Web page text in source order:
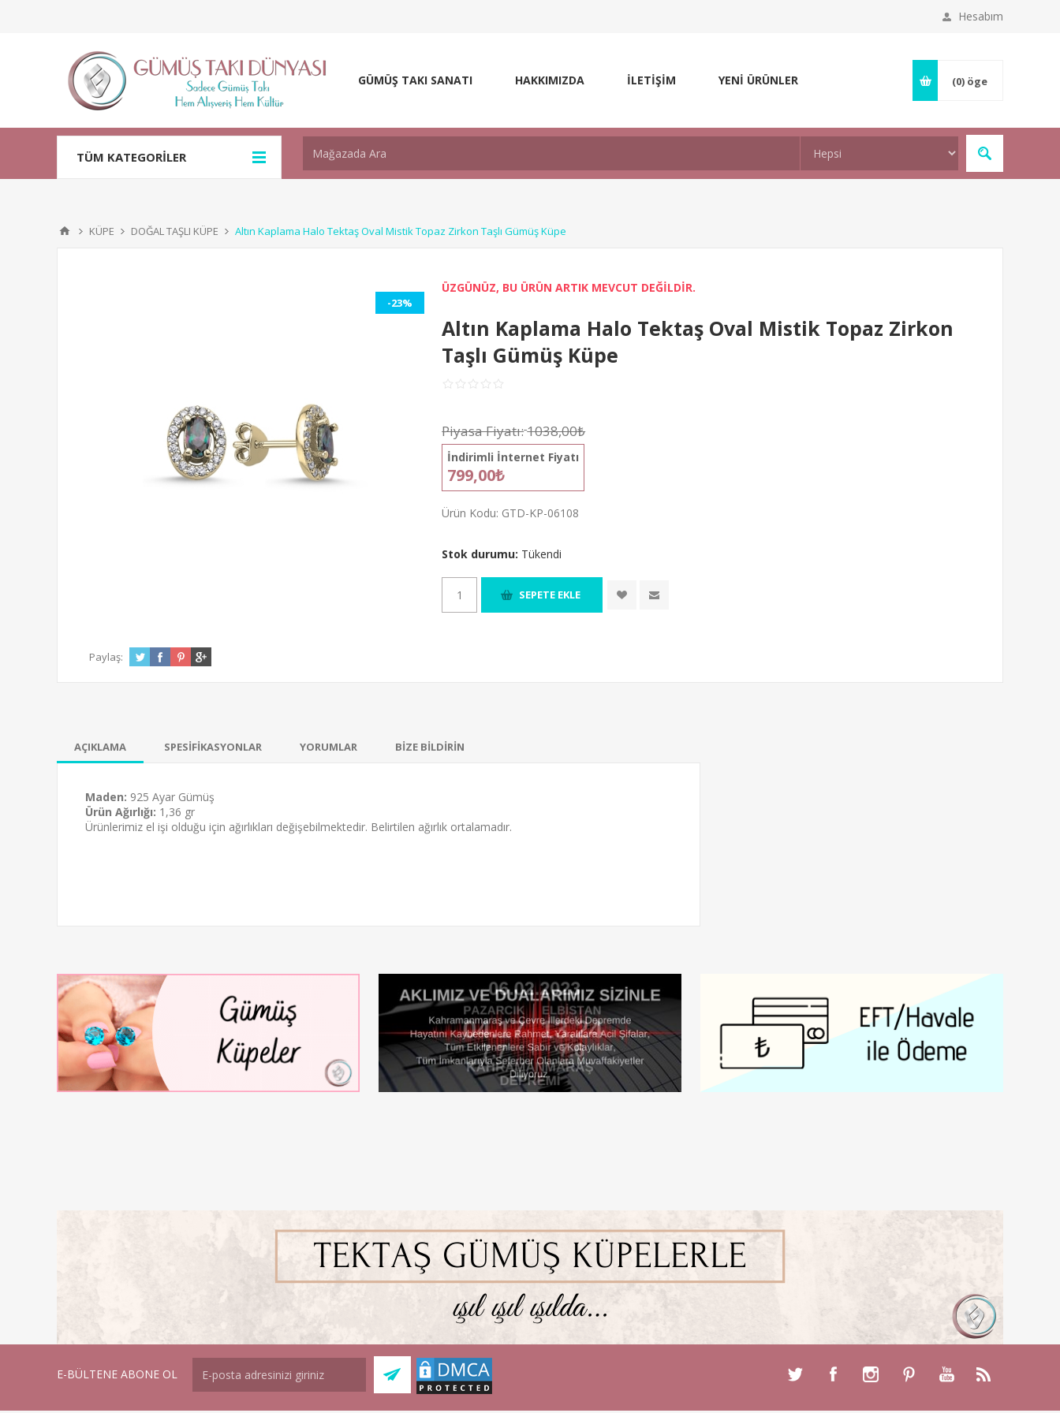
Hesabım
GÜMÜŞ TAKI SANATI HAKKIMIZDA İLETİŞİM YENİ ÜRÜNLER (0) öge
TÜM KATEGORİLER
KÜPE DOĞAL TAŞLI KÜPE Altın Kaplama Halo Tektaş Oval Mistik Topaz Zirkon Taşlı Gümüş Küpe
-23%
ÜZGÜNÜZ, BU ÜRÜN ARTIK MEVCUT DEĞİLDİR.
Altın Kaplama Halo Tektaş Oval Mistik Topaz Zirkon
Taşlı Gümüş Küpe
Piyasa Fiyatı:1038,00₺
İndirimli İnternet Fiyatı
799,00₺
Ürün Kodu: GTD-KP-06108
Stok durumu: Tükendi
Paylaş:
AÇIKLAMA SPESİFİKASYONLAR YORUMLAR BİZE BİLDİRİN
Maden: 925 Ayar Gümüş
Ürün Ağırlığı: 1,36 gr
Ürünlerimiz el işi olduğu için ağırlıkları değişebilmektedir. Belirtilen ağırlık ortalamadır.
E-BÜLTENE ABONE OL